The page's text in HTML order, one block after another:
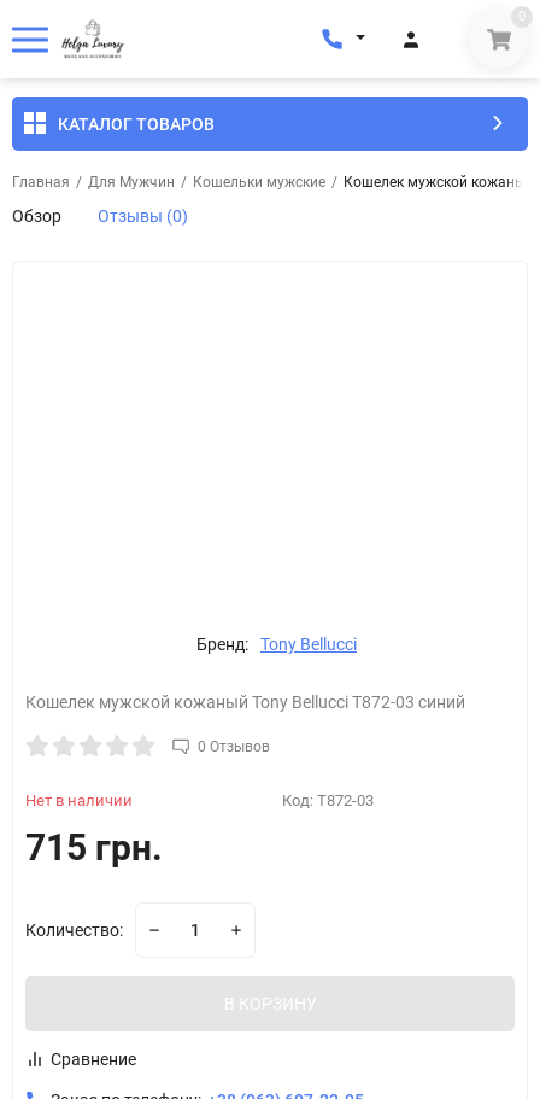
0
КАТАЛОГ ТОВАРОВ
Главная / Для Мужчин / Кошельки мужские / Кошелек мужской кожаный
Обзор Отзывы (0)
Бренд: Tony Bellucci
Кошелек мужской кожаный Tony Bellucci T872-03 синий
0 Отзывов
Нет в наличии Код: T872-03
715 грн.
Количество:
В КОРЗИНУ
Сравнение